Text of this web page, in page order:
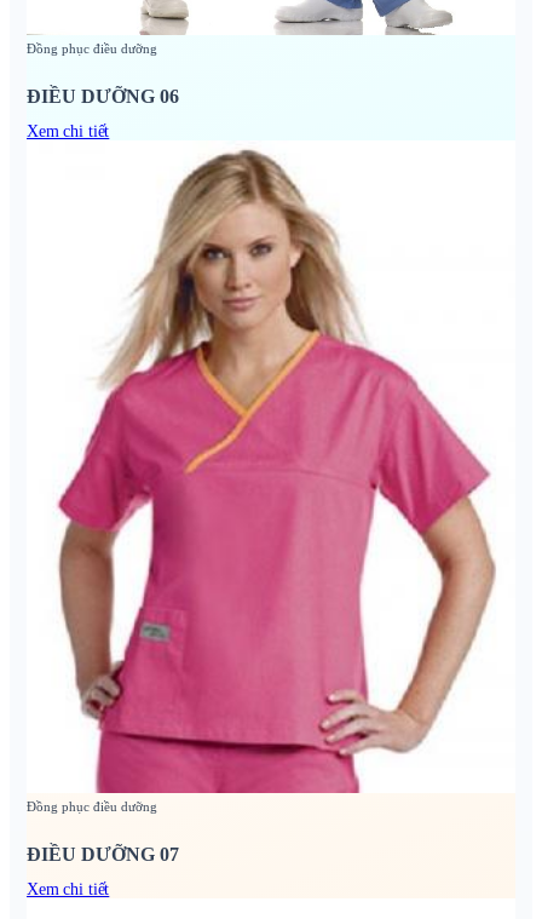
Đồng phục điều dưỡng
ĐIỀU DƯỠNG 06
Xem chi tiết
Đồng phục điều dưỡng
ĐIỀU DƯỠNG 07
Xem chi tiết